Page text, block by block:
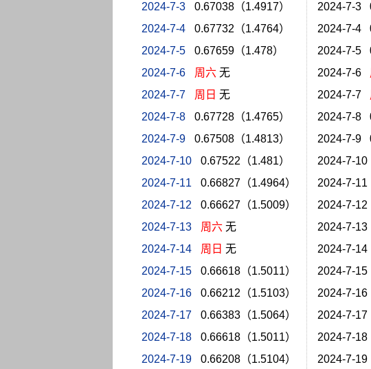
2024-7-3
0.67038（1.4917）
2024-7-4
0.67732（1.4764）
2024-7-5
0.67659（1.478）
2024-7-6
周六无
2024-7-7
周日 无
2024-7-8
0.67728（1.4765）
2024-7-9
0.67508（1.4813）
2024-7-10
0.67522（1.481）
2024-7-11
0.66827（1.4964）
2024-7-12
0.66627（1.5009）
2024-7-13
周六无
2024-7-14
周日 无
2024-7-15
0.66618（1.5011）
2024-7-16
0.66212（1.5103）
2024-7-17
0.66383（1.5064）
2024-7-18
0.66618（1.5011）
2024-7-19
0.66208（1.5104）
2024-7-3
2024-7-4
2024-7-5
2024-7-6
2024-7-7
2024-7-8
2024-7-9
2024-7-10
2024-7-11
2024-7-12
2024-7-13
2024-7-14
2024-7-15
2024-7-16
2024-7-17
2024-7-18
2024-7-19